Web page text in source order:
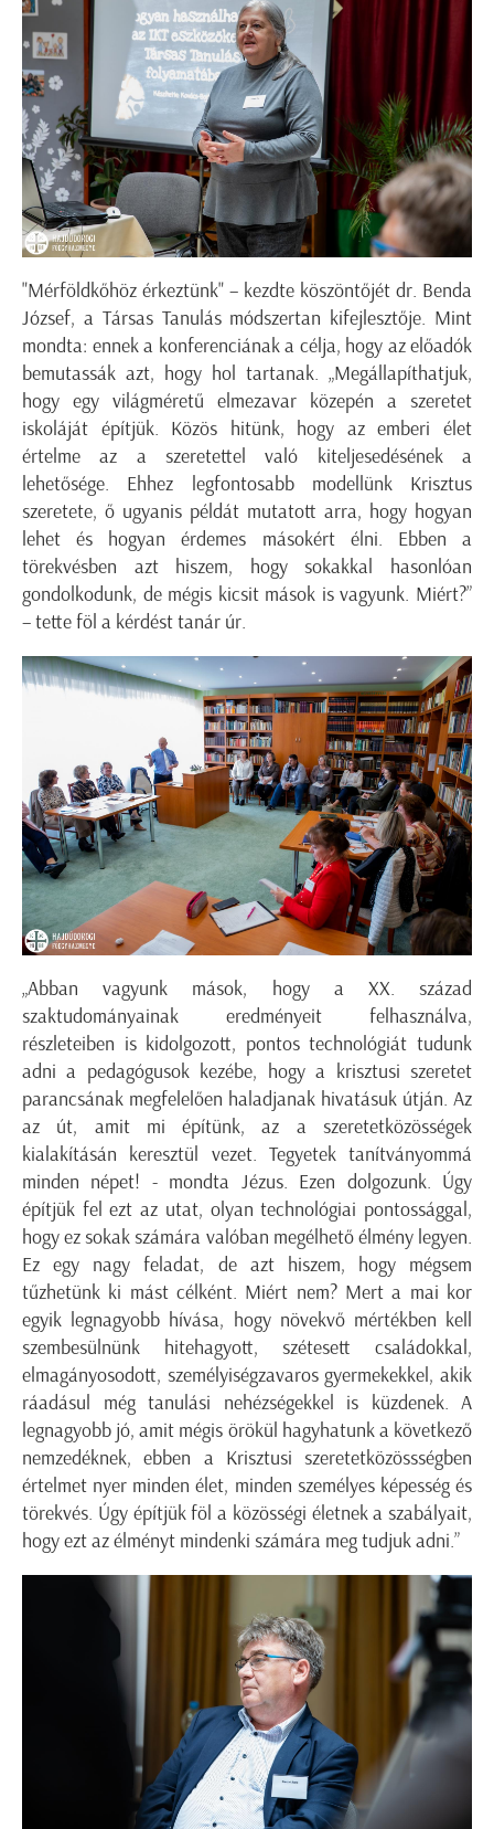
"Mérföldkőhöz érkeztünk" – kezdte köszöntőjét dr. Benda
József, a Társas Tanulás módszertan kifejlesztője. Mint
mondta: ennek a konferenciának a célja, hogy az előadók
bemutassák azt, hogy hol tartanak. „Megállapíthatjuk,
hogy egy világméretű elmezavar közepén a szeretet
iskoláját építjük. Közös hitünk, hogy az emberi élet
értelme az a szeretettel való kiteljesedésének a
lehetősége. Ehhez legfontosabb modellünk Krisztus
szeretete, ő ugyanis példát mutatott arra, hogy hogyan
lehet és hogyan érdemes másokért élni. Ebben a
törekvésben azt hiszem, hogy sokakkal hasonlóan
gondolkodunk, de mégis kicsit mások is vagyunk. Miért?”
– tette föl a kérdést tanár úr.
„Abban vagyunk mások, hogy a XX. század
szaktudományainak eredményeit felhasználva,
részleteiben is kidolgozott, pontos technológiát tudunk
adni a pedagógusok kezébe, hogy a krisztusi szeretet
parancsának megfelelően haladjanak hivatásuk útján. Az
az út, amit mi építünk, az a szeretetközösségek
kialakításán keresztül vezet. Tegyetek tanítványommá
minden népet! - mondta Jézus. Ezen dolgozunk. Úgy
építjük fel ezt az utat, olyan technológiai pontossággal,
hogy ez sokak számára valóban megélhető élmény legyen.
Ez egy nagy feladat, de azt hiszem, hogy mégsem
tűzhetünk ki mást célként. Miért nem? Mert a mai kor
egyik legnagyobb hívása, hogy növekvő mértékben kell
szembesülnünk hitehagyott, szétesett családokkal,
elmagányosodott, személyiségzavaros gyermekekkel, akik
ráadásul még tanulási nehézségekkel is küzdenek. A
legnagyobb jó, amit mégis örökül hagyhatunk a következő
nemzedéknek, ebben a Krisztusi szeretetközössségben
értelmet nyer minden élet, minden személyes képesség és
törekvés. Úgy építjük föl a közösségi életnek a szabályait,
hogy ezt az élményt mindenki számára meg tudjuk adni.”